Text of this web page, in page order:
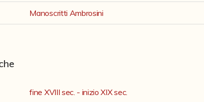
Manoscritti Ambrosini
fine XVIII sec. - inizio XIX sec.